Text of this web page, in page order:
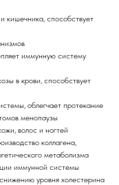
кишечника, способствует
иммунную систему
в крови, способствует
облегчает протекание
менопаузы
волос и ногтей
коллагена,
метаболизма
иммунной системы
уровня холестерина